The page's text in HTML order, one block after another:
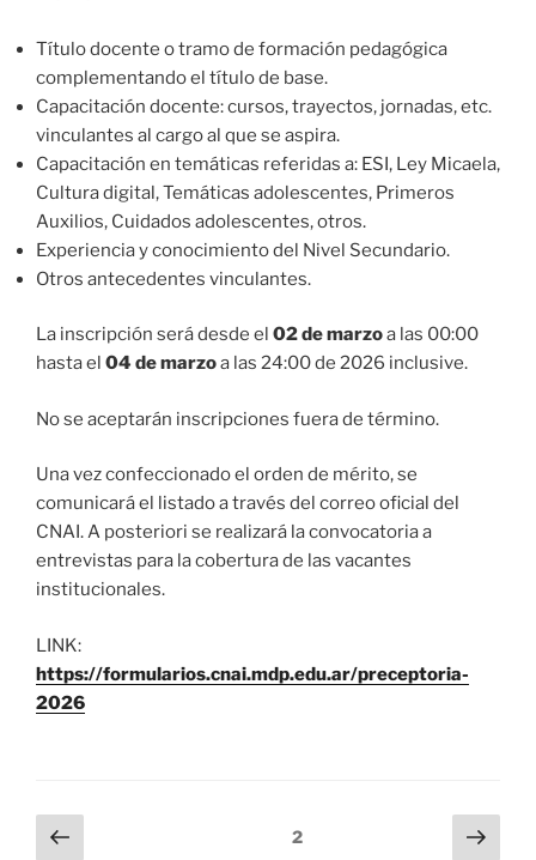
Título docente o tramo de formación pedagógica
complementando el título de base.
Capacitación docente: cursos, trayectos, jornadas, etc.
vinculantes al cargo al que se aspira.
Capacitación en temáticas referidas a: ESI, Ley Micaela,
Cultura digital, Temáticas adolescentes, Primeros
Auxilios, Cuidados adolescentes, otros.
Experiencia y conocimiento del Nivel Secundario.
Otros antecedentes vinculantes.
La inscripción será desde el 02 de marzoa las 00:00
hasta el 04 de marzoa las 24:00 de 2026 inclusive.
No se aceptarán inscripciones fuera de término.
Una vez confeccionado el orden de mérito, se
comunicará el listado a través del correo oficial del
CNAI. A posteriori se realizará la convocatoria a
entrevistas para la cobertura de las vacantes
institucionales.
LINK:
https://formularios.cnai.mdp.edu.ar/preceptoria-
2026
Paginación
Página
Página2